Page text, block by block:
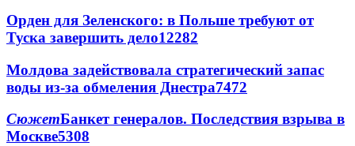
Орден для Зеленского: в Польше требуют от
Туска завершить дело12282
Молдова задействовала стратегический запас
воды из-за обмеления Днестра7472
СюжетБанкет генералов. Последствия взрыва в
Москве5308